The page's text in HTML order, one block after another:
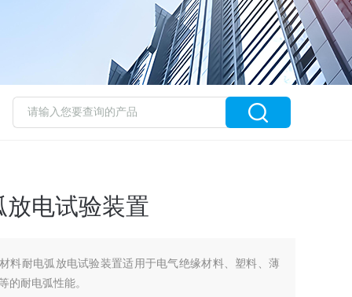
电试验装置
料耐电弧放电试验装置适用于电气绝缘材料、塑料、薄
的耐电弧性能。